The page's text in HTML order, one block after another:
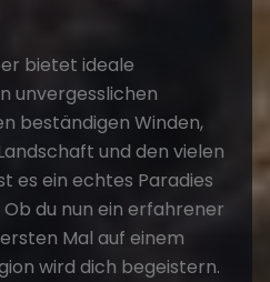
bietet ideale
unvergesslichen
beständigen Winden,
und den vielen
es ein echtes Paradies
du nun ein erfahrener
Mal auf einem
wird dich begeistern.